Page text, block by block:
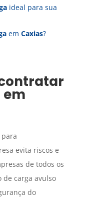
ideal para sua
em Caxias?
em
evita riscos e
de todos os
carga avulso
do